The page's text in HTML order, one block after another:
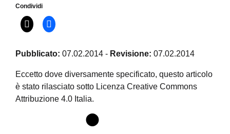
Condividi
Pubblicato: 07.02.2014 - Revisione: 07.02.2014
Eccetto dove diversamente specificato, questo articolo
è stato rilasciato sotto Licenza Creative Commons
Attribuzione 4.0 Italia.